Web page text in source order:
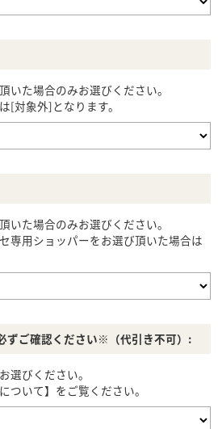
いた場合のみお選びください。
[対象外]となります。
いた場合のみお選びください。
専用ショッパーをお選び頂いた場合は
ずご確認ください※（代引き不可）:
選びください。
ついて】をご覧ください。